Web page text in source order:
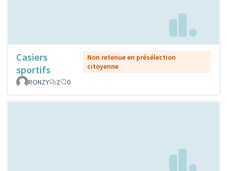
Casiers
sportifs
Non retenue en présélection
citoyenne
RONZY
2 0